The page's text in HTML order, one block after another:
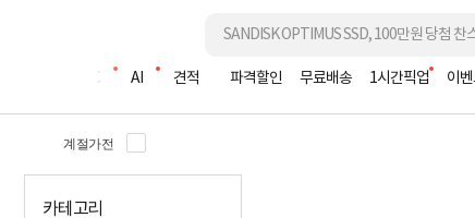
조립PC AI 견적 파격할인 무료배송 1시간픽업 이
계절가전
카테고리